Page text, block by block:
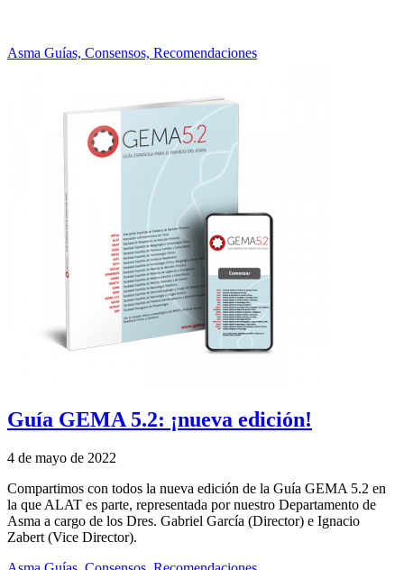
Asma Guías, Consensos, Recomendaciones
Guía GEMA 5.2: ¡nueva edición!
4 de mayo de 2022
Compartimos con todos la nueva edición de la Guía GEMA 5.2 en
la que ALAT es parte, representada por nuestro Departamento de
Asma a cargo de los Dres. Gabriel García (Director) e Ignacio
Zabert (Vice Director).